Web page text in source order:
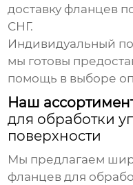
доставку фланцев
СНГ.
Индивидуальный
мы готовы
помощь в выборе
Наш
для обработки
поверхности
Мы предлагаем
фланцев для